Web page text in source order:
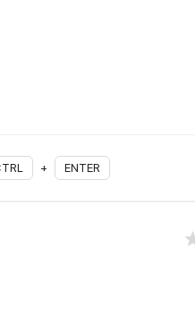
+ ENTER